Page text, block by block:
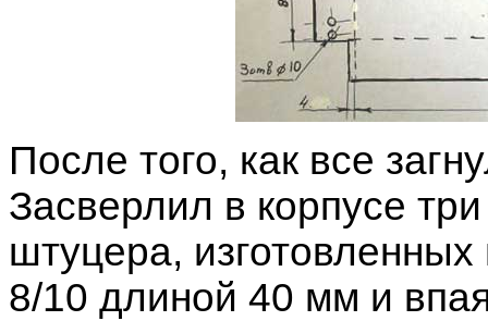
После того, как все
Засверлил в корпусе
штуцера,
8/10 длиной 40 мм и